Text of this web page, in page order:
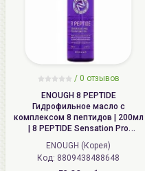
/ 0 отзывов
ENOUGH 8 PEPTIDE
Гидрофильное масло с
комплексом 8 пептидов | 200мл
| 8 PEPTIDE Sensation Pro
Cleansing Oil
ENOUGH (Корея)
Код: 8809438488648